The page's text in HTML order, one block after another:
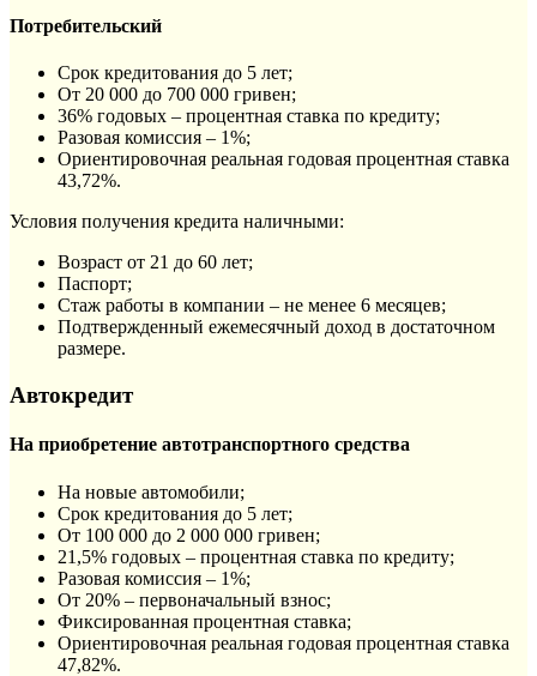
Потребительский
Срок кредитования до 5 лет;
От 20 000 до 700 000 гривен;
36% годовых – процентная ставка по кредиту;
Разовая комиссия – 1%;
Ориентировочная реальная годовая процентная ставка
43,72%.
Условия получения кредита наличными:
Возраст от 21 до 60 лет;
Паспорт;
Стаж работы в компании – не менее 6 месяцев;
Подтвержденный ежемесячный доход в достаточном
размере.
Автокредит
На приобретение автотранспортного средства
На новые автомобили;
Срок кредитования до 5 лет;
От 100 000 до 2 000 000 гривен;
21,5% годовых – процентная ставка по кредиту;
Разовая комиссия – 1%;
От 20% – первоначальный взнос;
Фиксированная процентная ставка;
Ориентировочная реальная годовая процентная ставка
47,82%.